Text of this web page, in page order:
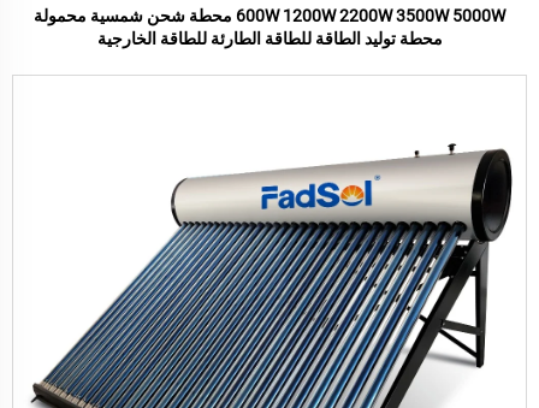
600W 1200W 2200W 3500W 5000W محطة شحن شمسية محمولة
محطة توليد الطاقة للطاقة الطارئة للطاقة الخارجية